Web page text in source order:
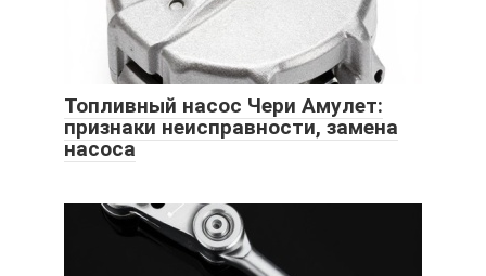
Топливный насос Чери Амулет:
признаки неисправности, замена
насоса